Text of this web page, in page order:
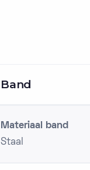
Band
Materiaal band
Staal